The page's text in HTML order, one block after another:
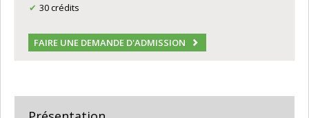
30 crédits
FAIRE UNE DEMANDE D'ADMISSION